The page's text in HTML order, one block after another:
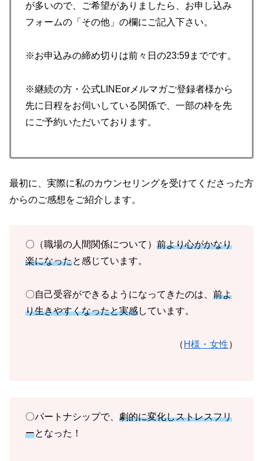
が多いので、ご希望がありましたら、お申し込み
フォームの「その他」の欄にご記入下さい。
※お申込みの締め切りは前々日の23:59までです。
※継続の方・公式LINEorメルマガご登録者様から
先に日程をお伺いしている関係で、一部の枠を先
にご予約いただいております。
最初に、実際に私のカウンセリングを受けてくださった方
からのご感想をご紹介します。
〇（職場の人間関係について） 前より心がかなり
楽になったと感じています。
〇自己受容ができるようになってきたのは、 前よ
り生きやすくなったと実感しています。
（ H様・女性）
〇パートナシップで、 劇的に変化しストレスフリ
ーとなった！